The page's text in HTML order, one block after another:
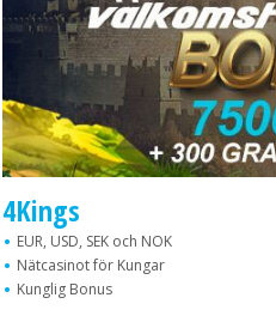
4Kings
EUR, USD, SEK och NOK
Nätcasinot för Kungar
Kunglig Bonus